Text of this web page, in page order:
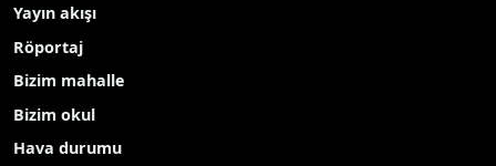
Yayın akışı
Röportaj
Bizim mahalle
Bizim okul
Hava durumu